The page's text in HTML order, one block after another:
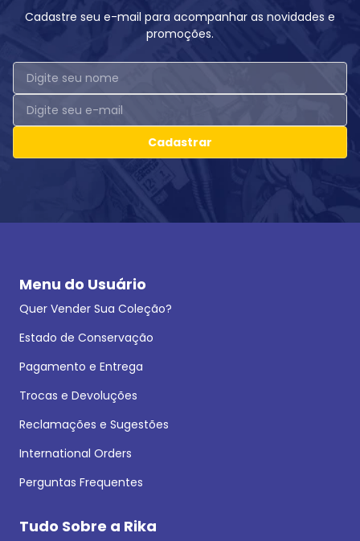
Cadastre seu e-mail para acompanhar as novidades e
promoções.
Cadastrar
Menu do Usuário
Quer Vender Sua Coleção?
Estado de Conservação
Pagamento e Entrega
Trocas e Devoluções
Reclamações e Sugestões
International Orders
Perguntas Frequentes
Tudo Sobre a Rika